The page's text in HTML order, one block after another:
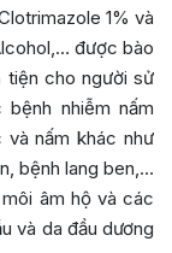
1% và
được bào
tiện cho người sử
nhiễm nấm
và nấm khác như
bệnh lang ben,…
âm hộ và các
và da đầu dương